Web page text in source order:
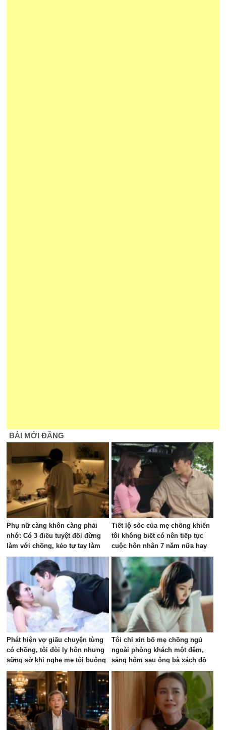
BÀI MỚI ĐĂNG
Phụ nữ càng khôn càng phải
nhớ: Có 3 điều tuyệt đối đừng
làm với chồng, kẻo tự tay làm
hao vận may của gia đình
Tiết lộ sốc của mẹ chồng khiến
tôi không biết có nên tiếp tục
cuộc hôn nhân 7 năm nữa hay
không
Phát hiện vợ giấu chuyện từng
có chồng, tôi đòi ly hôn nhưng
sững sờ khi nghe mẹ tôi buông
câu này
Tôi chỉ xin bố mẹ chồng ngủ
ngoài phòng khách một đêm,
sáng hôm sau ông bà xách đồ
về quê, tôi sai ở đâu?